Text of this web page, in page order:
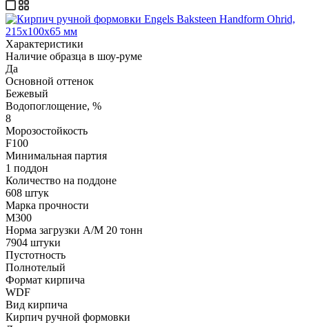
Характеристики
Наличие образца в шоу-руме
Да
Основной оттенок
Бежевый
Водопоглощение, %
8
Морозостойкость
F100
Минимальная партия
1 поддон
Количество на поддоне
608 штук
Марка прочности
M300
Норма загрузки А/М 20 тонн
7904 штуки
Пустотность
Полнотелый
Формат кирпича
WDF
Вид кирпича
Кирпич ручной формовки